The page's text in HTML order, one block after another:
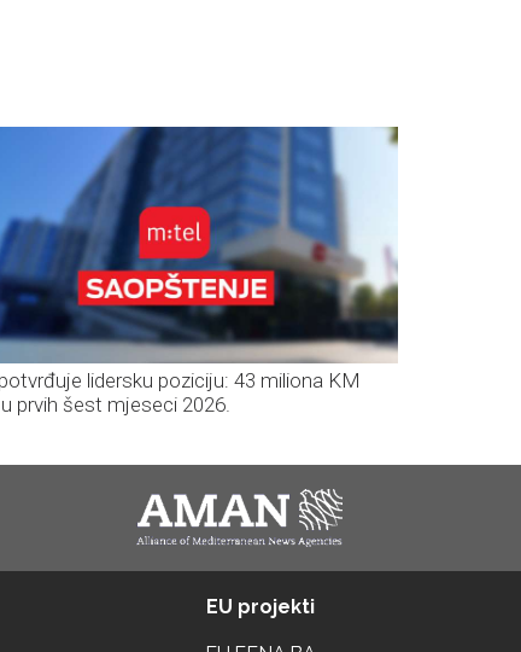
lidersku poziciju: 43 miliona KM
prvih šest mjeseci 2026.
EU projekti